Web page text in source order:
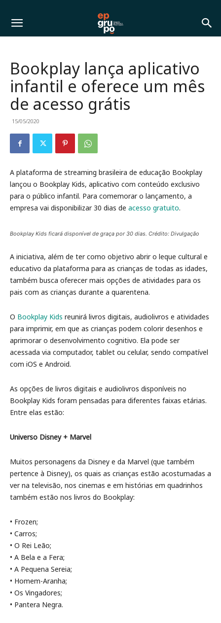
Bookplay lança aplicativo
infantil e oferece um mês
de acesso grátis
15/05/2020
A plataforma de streaming brasileira de educação Bookplay
lançou o Bookplay Kids, aplicativo com conteúdo exclusivo
para o público infantil. Para comemorar o lançamento, a
empresa vai disponibilizar 30 dias de acesso gratuito.
Bookplay Kids ficará disponível de graça por 30 dias. Crédito: Divulgação
A iniciativa, além de ter como objetivo abrir o leque cultural e
educativo da plataforma para as crianças de todas as idades,
também busca oferecer mais opções de atividades para os
pais com as crianças durante a quarentena.
O Bookplay Kids reunirá livros digitais, audiolivros e atividades
para imprimir, em que as crianças podem colorir desenhos e
aprimorar o desenvolvimento cognitivo. Ela pode ser
acessada via computador, tablet ou celular, sendo compatível
com iOS e Android.
As opções de livros digitais e audiolivros disponíveis no
Bookplay Kids foram pensadas para diferentes faixas etárias.
Entre elas estão:
Universo Disney + Marvel
Muitos personagens da Disney e da Marvel (que também
pertence à Disney), os quais as crianças estão acostumadas a
ver na televisão, nos cinemas e em histórias em quadrinhos
também estão nos livros do Bookplay:
• Frozen;
• Carros;
• O Rei Leão;
• A Bela e a Fera;
• A Pequena Sereia;
• Homem-Aranha;
• Os Vingadores;
• Pantera Negra.